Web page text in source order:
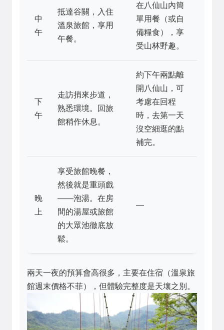
中
午
抵達谷關，入住
溫泉旅館，享用
午餐。
在八仙山內簡
單用餐（或自
備糧食），享
受山林野趣。
下
午
走訪捎來步道，
熟悉環境。回旅
館稍作休息。
約下午兩點離
開八仙山，可
考慮在回程
時，去第一天
沒空細逛的點
補完。
晚
上
享受旅館晚餐，
然後就是重頭戲
——泡湯。在房
間的湯屋或旅館
的大眾池徹底放
鬆。
—
兩天一夜的預算會高很多，主要在住宿（溫泉旅
館週末價格不菲），但體驗完整度是天壤之別。